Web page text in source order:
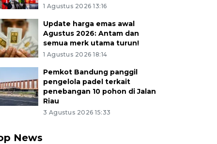
1 Agustus 2026 13:16
Update harga emas awal
Agustus 2026: Antam dan
semua merk utama turun!
1 Agustus 2026 18:14
Pemkot Bandung panggil
pengelola padel terkait
penebangan 10 pohon di Jalan
Riau
3 Agustus 2026 15:33
News